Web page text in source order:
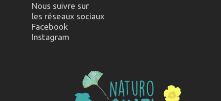
Nous suivre sur
les réseaux sociaux
Facebook
Instagram